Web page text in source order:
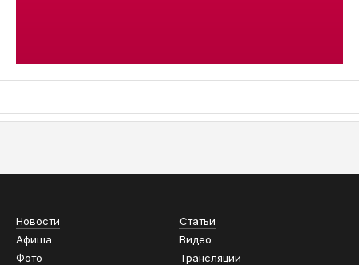
Новости
Статьи
Афиша
Видео
Фото
Трансляции